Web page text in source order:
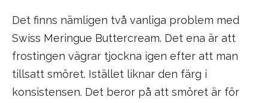
Det finns nämligen två vanliga problem med
Swiss Meringue Buttercream. Det ena är att
frostingen vägrar tjockna igen efter att man
tillsatt smöret. Istället liknar den färg i
konsistensen. Det beror på att smöret är för